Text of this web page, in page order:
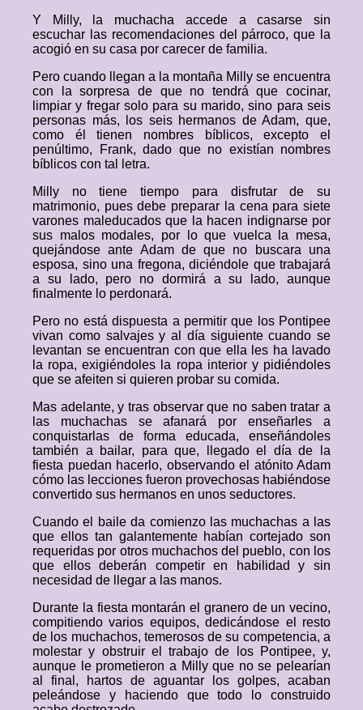
Y Milly, la muchacha accede a casarse sin
escuchar las recomendaciones del párroco, que la
acogió en su casa por carecer de familia.
Pero cuando llegan a la montaña Milly se encuentra
con la sorpresa de que no tendrá que cocinar,
limpiar y fregar solo para su marido, sino para seis
personas más, los seis hermanos de Adam, que,
como él tienen nombres bíblicos, excepto el
penúltimo, Frank, dado que no existían nombres
bíblicos con tal letra.
Milly no tiene tiempo para disfrutar de su
matrimonio, pues debe preparar la cena para siete
varones maleducados que la hacen indignarse por
sus malos modales, por lo que vuelca la mesa,
quejándose ante Adam de que no buscara una
esposa, sino una fregona, diciéndole que trabajará
a su lado, pero no dormirá a su lado, aunque
finalmente lo perdonará.
Pero no está dispuesta a permitir que los Pontipee
vivan como salvajes y al día siguiente cuando se
levantan se encuentran con que ella les ha lavado
la ropa, exigiéndoles la ropa interior y pidiéndoles
que se afeiten si quieren probar su comida.
Mas adelante, y tras observar que no saben tratar a
las muchachas se afanará por enseñarles a
conquistarlas de forma educada, enseñándoles
también a bailar, para que, llegado el día de la
fiesta puedan hacerlo, observando el atónito Adam
cómo las lecciones fueron provechosas habiéndose
convertido sus hermanos en unos seductores.
Cuando el baile da comienzo las muchachas a las
que ellos tan galantemente habían cortejado son
requeridas por otros muchachos del pueblo, con los
que ellos deberán competir en habilidad y sin
necesidad de llegar a las manos.
Durante la fiesta montarán el granero de un vecino,
compitiendo varios equipos, dedicándose el resto
de los muchachos, temerosos de su competencia, a
molestar y obstruir el trabajo de los Pontipee, y,
aunque le prometieron a Milly que no se pelearían
al final, hartos de aguantar los golpes, acaban
peleándose y haciendo que todo lo construido